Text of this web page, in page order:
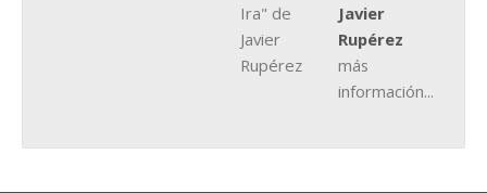
Javier
Rupérez
más
información...